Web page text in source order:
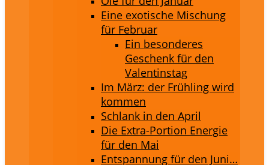
Eine exotische Mischung
für Februar
Ein besonderes
Geschenk für den
Valentinstag
Im März: der Frühling wird
kommen
Schlank in den April
Die Extra-Portion Energie
für den Mai
Entspannung für den Juni…